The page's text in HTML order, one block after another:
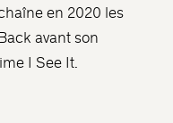
en 2020 les
avant son
I See It.